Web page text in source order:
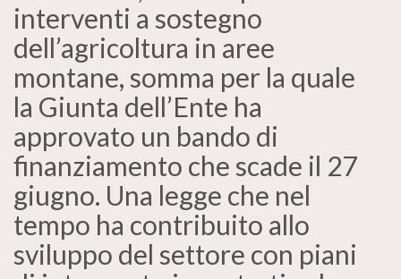
interventi a sostegno
dell’agricoltura in aree
montane, somma per la quale
la Giunta dell’Ente ha
approvato un bando di
finanziamento che scade il 27
giugno. Una legge che nel
tempo ha contribuito allo
sviluppo del settore con piani